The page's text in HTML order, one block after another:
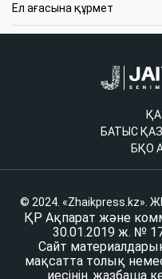
Ел ағасына құрмет
БАТЫС
БҚО
© 2024. «Zhaikpress.kz».
ҚР Ақпарат және
30.01.2019 ж. №
Сайт
мақсатта толық
иесінің жазбаша